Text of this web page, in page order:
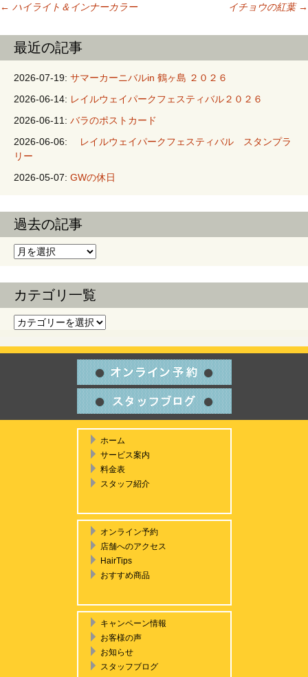
投稿ナビゲーシ
ョン
← ハイライト＆インナーカラー イチョウの紅葉 →
最近の記事
2026-07-19: サマーカーニバルin 鶴ヶ島 ２０２６
2026-06-14: レイルウェイパークフェスティバル２０２６
2026-06-11: バラのポストカード
2026-06-06:
レイルウェイパークフェスティバル スタンプラ
リー
2026-05-07: GWの休日
過去の記事
過去の記事
カテゴリ一覧
カテゴリ一覧
ホーム
サービス案内
料金表
スタッフ紹介
オンライン予約
店舗へのアクセス
HairTips
おすすめ商品
キャンペーン情報
お客様の声
お知らせ
スタッフブログ